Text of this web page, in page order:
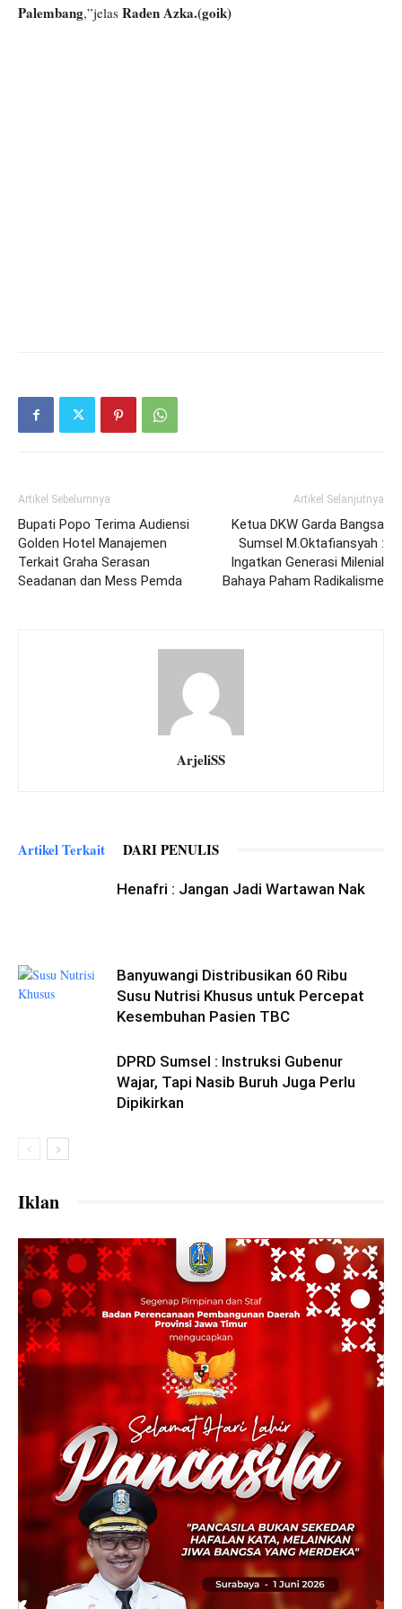
Palembang,”jelas Raden Azka.(goik)
Artikel Sebelumnya
Bupati Popo Terima Audiensi
Golden Hotel Manajemen
Terkait Graha Serasan
Seadanan dan Mess Pemda
Artikel Selanjutnya
Ketua DKW Garda Bangsa
Sumsel M.Oktafiansyah :
Ingatkan Generasi Milenial
Bahaya Paham Radikalisme
ArjeliSS
Artikel Terkait DARI PENULIS
Henafri : Jangan Jadi Wartawan Nak
Banyuwangi Distribusikan 60 Ribu
Susu Nutrisi Khusus untuk Percepat
Kesembuhan Pasien TBC
DPRD Sumsel : Instruksi Gubenur
Wajar, Tapi Nasib Buruh Juga Perlu
Dipikirkan
Iklan